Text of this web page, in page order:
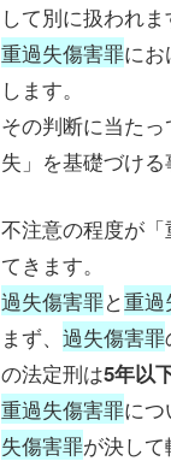
して別に扱われま
重過失傷害罪に
します。
その判断に当た
失」を基礎づける
不注意の程度が「
てきます。
過失傷害罪と重過
まず、 過失傷害罪
の法定刑は5年以
重過失傷害罪に
失傷害罪が決して